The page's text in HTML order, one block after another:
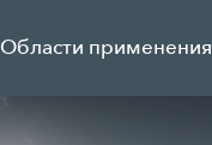
Области применения